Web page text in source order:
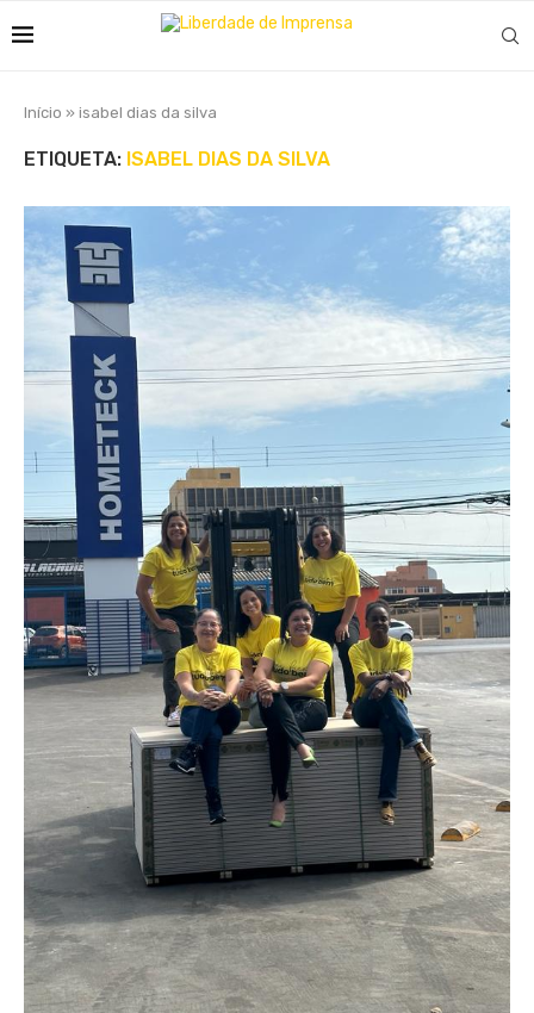
Início » isabel dias da silva
ETIQUETA: ISABEL DIAS DA SILVA